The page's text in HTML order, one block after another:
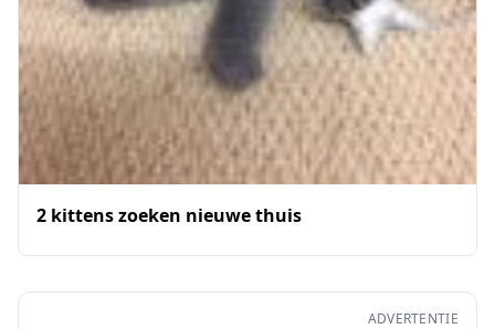
2 kittens zoeken nieuwe thuis
ADVERTENTIE